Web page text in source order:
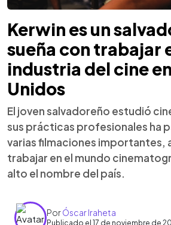
Kerwin es un
sueña con trabajar
industria del cine
Unidos
El joven salvadoreño estudió
sus prácticas profesionales ha
varias filmaciones importantes,
trabajar en el mundo
alto el nombre del país.
PorÓscar Iraheta
Publicado el 17 de noviembre de